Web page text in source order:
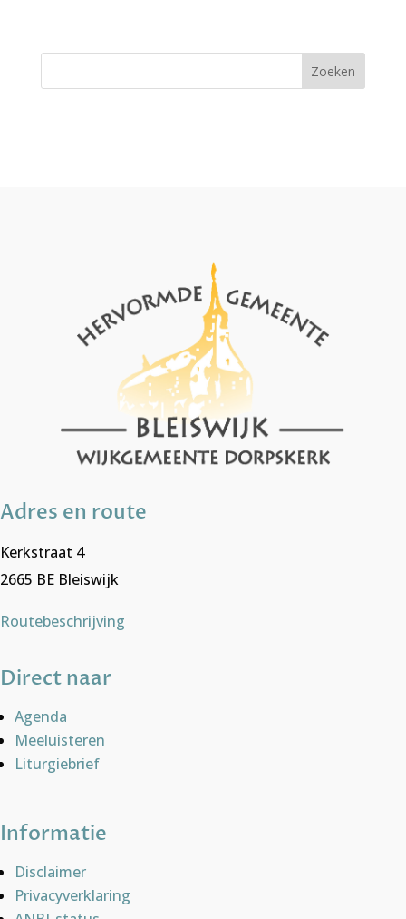
Adres en route
Kerkstraat 4
2665 BE Bleiswijk
Routebeschrijving
Direct naar
Agenda
Meeluisteren
Liturgiebrief
Informatie
Disclaimer
Privacyverklaring